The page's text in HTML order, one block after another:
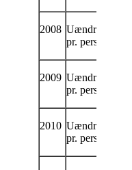
2008 Uændret 250 kr.
pr. person.
2009 Uændret 250 kr.
pr. person.
2010 Uændret 250 kr.
pr. person.